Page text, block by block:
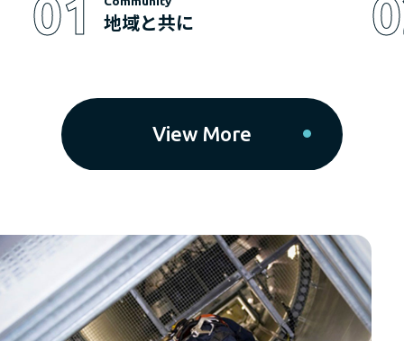
01 地域と共に
View More